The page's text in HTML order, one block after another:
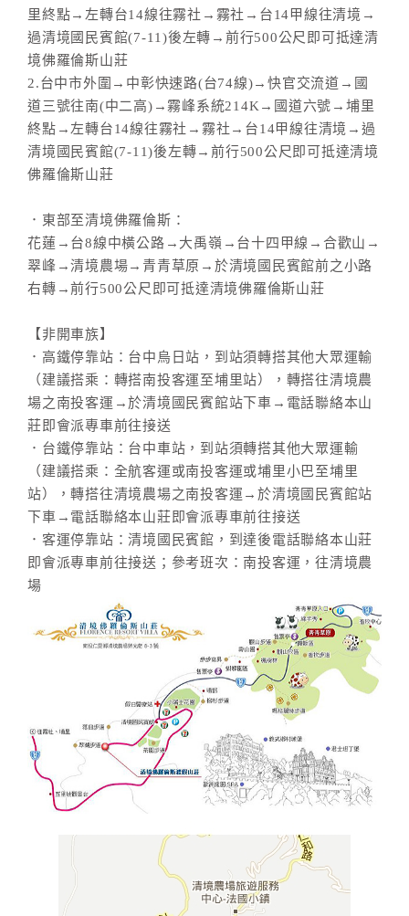
里終點→左轉台14線往霧社→霧社→台14甲線往清境→
過清境國民賓館(7-11)後左轉→前行500公尺即可抵達清
境佛羅倫斯山莊
2.台中市外圍→中彰快速路(台74線)→快官交流道→國
道三號往南(中二高)→霧峰系統214K→國道六號→埔里
終點→左轉台14線往霧社→霧社→台14甲線往清境→過
清境國民賓館(7-11)後左轉→前行500公尺即可抵達清境
佛羅倫斯山莊
．東部至清境佛羅倫斯：
花蓮→台8線中橫公路→大禹嶺→台十四甲線→合歡山→
翠峰→清境農場→青青草原→於清境國民賓館前之小路
右轉→前行500公尺即可抵達清境佛羅倫斯山莊
【非開車族】
．高鐵停靠站：台中烏日站，到站須轉搭其他大眾運輸
（建議搭乘：轉搭南投客運至埔里站），轉搭往清境農
場之南投客運→於清境國民賓館站下車→電話聯絡本山
莊即會派專車前往接送
．台鐵停靠站：台中車站，到站須轉搭其他大眾運輸
（建議搭乘：全航客運或南投客運或埔里小巴至埔里
站），轉搭往清境農場之南投客運→於清境國民賓館站
下車→電話聯絡本山莊即會派專車前往接送
．客運停靠站：清境國民賓館，到達後電話聯絡本山莊
即會派專車前往接送；參考班次：南投客運，往清境農
場